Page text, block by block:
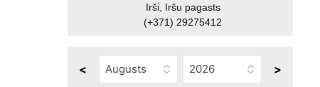
Irši, Iršu pagasts
(+371) 29275412
< >